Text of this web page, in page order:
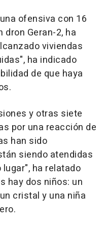
ofensiva con 16
Geran-2, ha
viviendas
ha indicado
de que haya
y otras siete
por una reacción de
han sido
siendo atendidas
ha relatado
hay dos niños: un
cristal y una niña